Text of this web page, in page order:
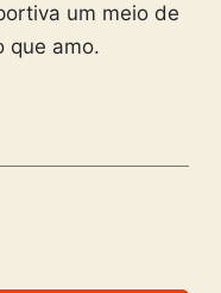
um meio de
que amo.